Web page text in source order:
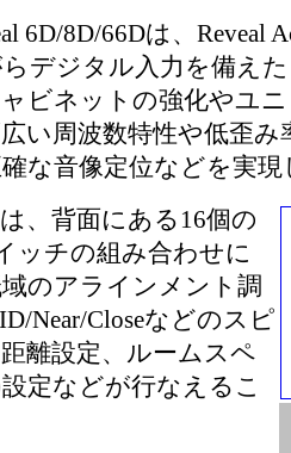
6D/8D/66Dは、Reveal
らデジタル入力を備え
ビネットの強化やユ
い周波数特性や低歪
な音像定位などを実
、背面にある16個の
ッチの組み合わせに
のアラインメント調
Near/Closeなどのスピ
離設定、ルームスペ
定などが行なえるこ